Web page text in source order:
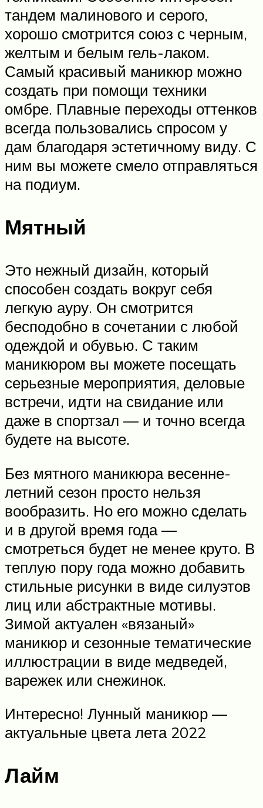
тандем малинового и серого,
хорошо смотрится союз с черным,
желтым и белым гель-лаком.
Самый красивый маникюр можно
создать при помощи техники
омбре. Плавные переходы оттенков
всегда пользовались спросом у
дам благодаря эстетичному виду. С
ним вы можете смело отправляться
на подиум.
Мятный
Это нежный дизайн, который
способен создать вокруг себя
легкую ауру. Он смотрится
бесподобно в сочетании с любой
одеждой и обувью. С таким
маникюром вы можете посещать
серьезные мероприятия, деловые
встречи, идти на свидание или
даже в спортзал — и точно всегда
будете на высоте.
Без мятного маникюра весенне-
летний сезон просто нельзя
вообразить. Но его можно сделать
и в другой время года —
смотреться будет не менее круто. В
теплую пору года можно добавить
стильные рисунки в виде силуэтов
лиц или абстрактные мотивы.
Зимой актуален «вязаный»
маникюр и сезонные тематические
иллюстрации в виде медведей,
варежек или снежинок.
Интересно! Лунный маникюр —
актуальные цвета лета 2022
Лайм